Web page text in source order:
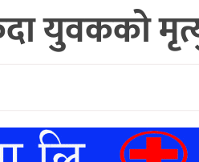
युवककाे